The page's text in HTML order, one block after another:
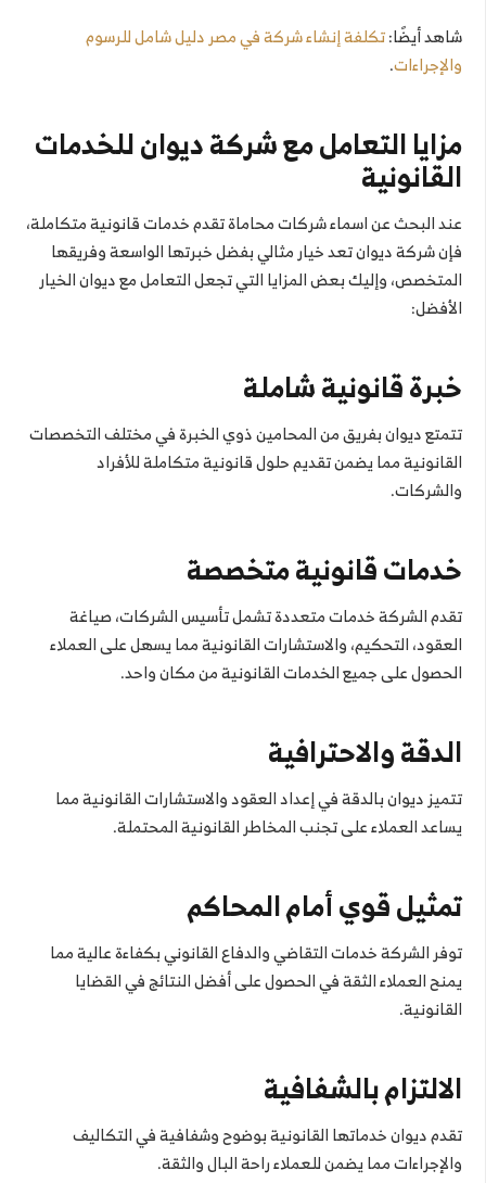
شاهد أيضًا:تكلفة إنشاء شركة في مصر دليل شامل للرسوم
والإجراءات.
مزايا التعامل مع شركة ديوان للخدمات
القانونية
عند البحث عن اسماء شركات محاماة تقدم خدمات قانونية متكاملة،
فإن شركة ديوان تعد خيار مثالي بفضل خبرتها الواسعة وفريقها
المتخصص، وإليك بعض المزايا التي تجعل التعامل مع ديوان الخيار
الأفضل:
خبرة قانونية شاملة
تتمتع ديوان بفريق من المحامين ذوي الخبرة في مختلف التخصصات
القانونية مما يضمن تقديم حلول قانونية متكاملة للأفراد
والشركات.
خدمات قانونية متخصصة
تقدم الشركة خدمات متعددة تشمل تأسيس الشركات، صياغة
العقود، التحكيم، والاستشارات القانونية مما يسهل على العملاء
الحصول على جميع الخدمات القانونية من مكان واحد.
الدقة والاحترافية
تتميز ديوان بالدقة في إعداد العقود والاستشارات القانونية مما
يساعد العملاء على تجنب المخاطر القانونية المحتملة.
تمثيل قوي أمام المحاكم
توفر الشركة خدمات التقاضي والدفاع القانوني بكفاءة عالية مما
يمنح العملاء الثقة في الحصول على أفضل النتائج في القضايا
القانونية.
الالتزام بالشفافية
تقدم ديوان خدماتها القانونية بوضوح وشفافية في التكاليف
والإجراءات مما يضمن للعملاء راحة البال والثقة.